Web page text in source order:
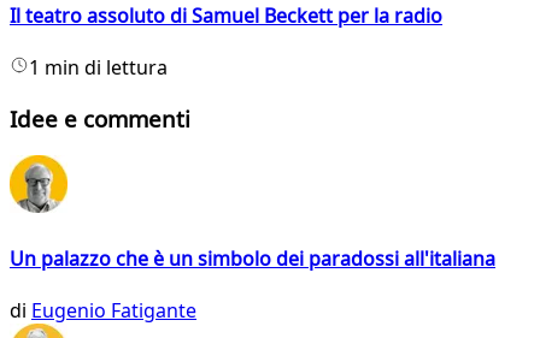
Il teatro assoluto di Samuel Beckett per la radio
1 min di lettura
Idee e commenti
Un palazzo che è un simbolo dei paradossi all'italiana
di Eugenio Fatigante